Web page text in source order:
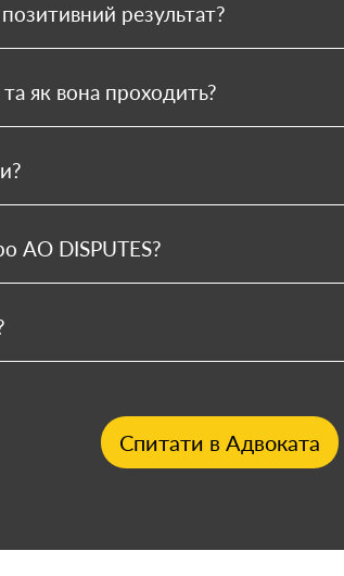
результат?
як вона проходить?
АО DISPUTES?
Спитати в Адвоката